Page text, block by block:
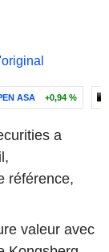
ASA +0,94 %
a
référence,
valeur avec